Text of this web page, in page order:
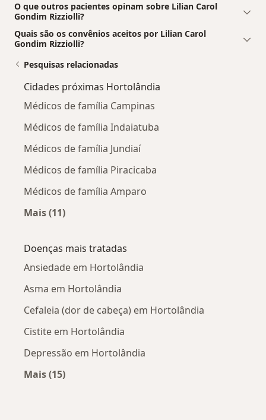
O que outros pacientes opinam sobre Lilian Carol
Gondim Rizziolli?
Quais são os convênios aceitos por Lilian Carol
Gondim Rizziolli?
Pesquisas relacionadas
Cidades próximas Hortolândia
Médicos de família Campinas
Médicos de família Indaiatuba
Médicos de família Jundiaí
Médicos de família Piracicaba
Médicos de família Amparo
Mais (11)
Doenças mais tratadas
Ansiedade em Hortolândia
Asma em Hortolândia
Cefaleia (dor de cabeça) em Hortolândia
Cistite em Hortolândia
Depressão em Hortolândia
Mais (15)